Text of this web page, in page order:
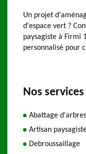
Un projet
d'espace vert ?
paysagiste à Firmi
personnalisé pour
Nos services
Abattage d'arbres
Artisan
Debroussaillage